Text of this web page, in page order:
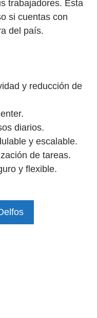
trabajadores. Esta
si cuentas con
del país.
y reducción de
diarios.
y escalable.
de tareas.
y flexible.